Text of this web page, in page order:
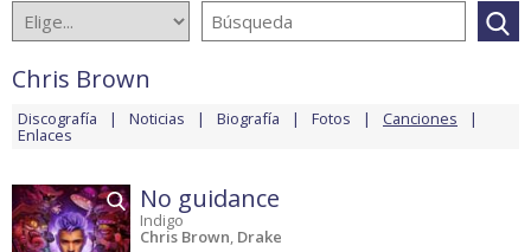
Chris Brown
Discografía Noticias Biografía Fotos Canciones
Enlaces
No guidance
Indigo
Chris Brown, Drake